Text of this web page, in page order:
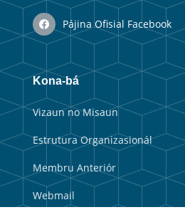
Pájina Ofisial Facebook
Kona-bá
Vizaun no Misaun
Estrutura Organizasionál
Membru Anteriór
Webmail